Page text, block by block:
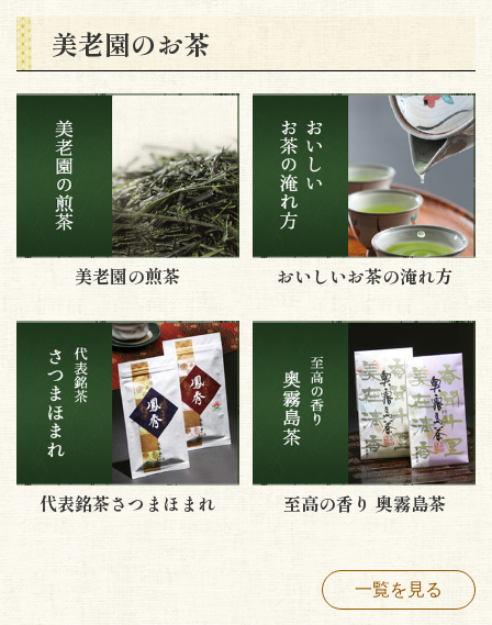
美老園のお茶
美老園の煎茶 おいしいお茶の淹れ方
代表銘茶さつまほまれ 至高の香り 奥霧島茶
一覧を見る